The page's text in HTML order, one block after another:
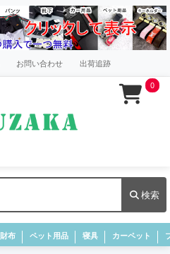
お問い合わせ 出荷追跡
0
検索
財布 ペット用品 寝具 カーペット